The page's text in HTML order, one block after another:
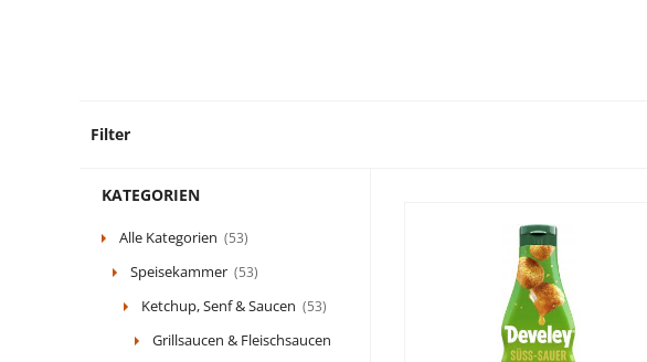
Filter
KATEGORIEN
Alle Kategorien (53)
Speisekammer (53)
Ketchup, Senf & Saucen (53)
Grillsaucen & Fleischsaucen